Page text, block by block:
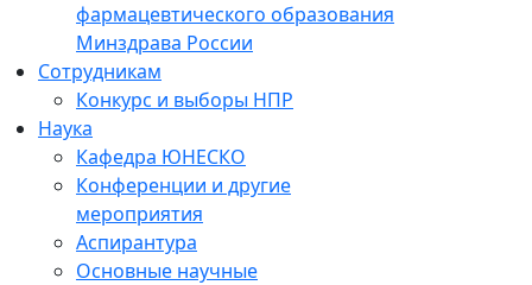
фармацевтического образования
Минздрава России
Сотрудникам
Конкурс и выборы НПР
Наука
Кафедра ЮНЕСКО
Конференции и другие
мероприятия
Аспирантура
Основные научные